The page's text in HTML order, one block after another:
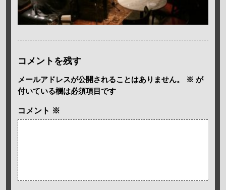
コメントを残す
メールアドレスが公開されることはありません。 ※ が
付いている欄は必須項目です
コメント ※